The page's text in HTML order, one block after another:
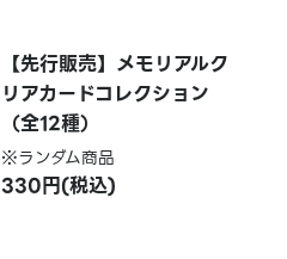
【先行販売】メモリアルク
リアカードコレクション
（全12種）
※ランダム商品
330円(税込)